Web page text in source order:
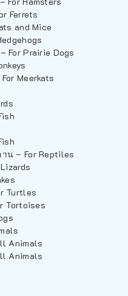
Ferrets
and Mice
For Prairie Dogs
Meerkats
น – For Reptiles
Turtles
Tortoises
Animals
Animals